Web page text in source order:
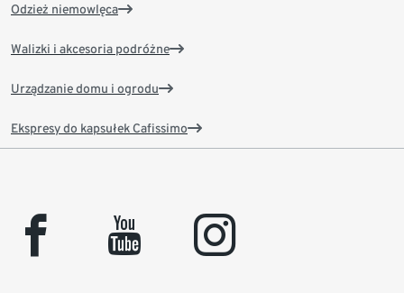
Odzież niemowlęca
Walizki i akcesoria podróżne
Urządzanie domu i ogrodu
Ekspresy do kapsułek Cafissimo
facebook youtube instagram